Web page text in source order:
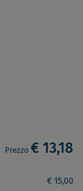
Prezzo € 13,18
€ 15,00